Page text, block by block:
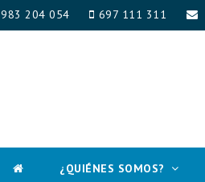
983 204 054 697 111 311
¿QUIÉNES SOMOS?